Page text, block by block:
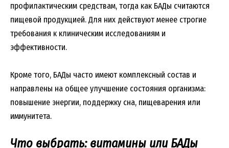
профилактическим средствам, тогда как БАДы считаются
пищевой продукцией. Для них действуют менее строгие
требования к клиническим исследованиям и
эффективности.
Кроме того, БАДы часто имеют комплексный состав и
направлены на общее улучшение состояния организма:
повышение энергии, поддержку сна, пищеварения или
иммунитета.
Что выбрать: витамины или БАДы